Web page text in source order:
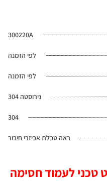
300220A
לפי הזמנה
לפי הזמנה
נירוסטה 304
304
ראה טבלת אביזרי חיבור
טכני לעמוד חסימה